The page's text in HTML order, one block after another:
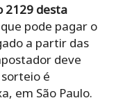
2129 desta
pode pagar o
a partir das
deve
é
em São Paulo.